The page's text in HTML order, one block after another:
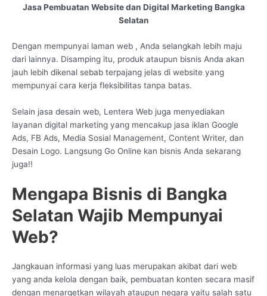
Jasa Pembuatan Website dan Digital Marketing Bangka
Selatan
Dengan mempunyai laman web , Anda selangkah lebih maju
dari lainnya. Disamping itu, produk ataupun bisnis Anda akan
jauh lebih dikenal sebab terpajang jelas di website yang
mempunyai cara kerja fleksibilitas tanpa batas.
Selain jasa desain web, Lentera Web juga menyediakan
layanan digital marketing yang mencakup jasa iklan Google
Ads, FB Ads, Media Sosial Management, Content Writer, dan
Desain Logo. Langsung Go Online kan bisnis Anda sekarang
juga!!
Mengapa Bisnis di Bangka
Selatan Wajib Mempunyai
Web?
Jangkauan informasi yang luas merupakan akibat dari web
yang anda kelola dengan baik, pembuatan konten secara masif
dengan menargetkan wilayah ataupun negara yaitu salah satu